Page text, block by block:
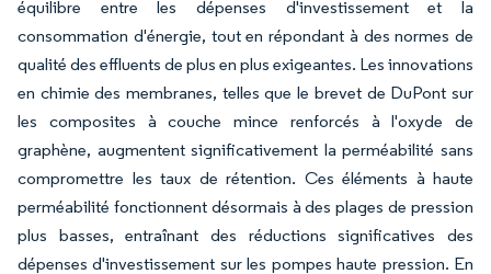
équilibre entre les dépenses d'investissement et la
consommation d'énergie, tout en répondant à des normes de
qualité des effluents de plus en plus exigeantes. Les innovations
en chimie des membranes, telles que le brevet de DuPont sur
les composites à couche mince renforcés à l'oxyde de
graphène, augmentent significativement la perméabilité sans
compromettre les taux de rétention. Ces éléments à haute
perméabilité fonctionnent désormais à des plages de pression
plus basses, entraînant des réductions significatives des
dépenses d'investissement sur les pompes haute pression. En